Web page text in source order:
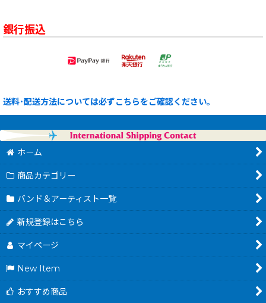
銀行振込
送料･配送方法については必ずこちらをご確認ください。
ホーム
商品カテゴリー
バンド＆アーティスト一覧
新規登録はこちら
マイページ
New Item
おすすめ商品